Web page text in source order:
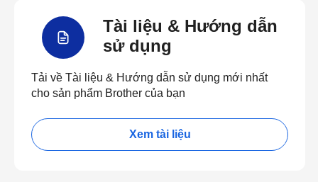
Tài liệu & Hướng dẫn
sử dụng
Tải về Tài liệu & Hướng dẫn sử dụng mới nhất
cho sản phẩm Brother của bạn
Xem tài liệu